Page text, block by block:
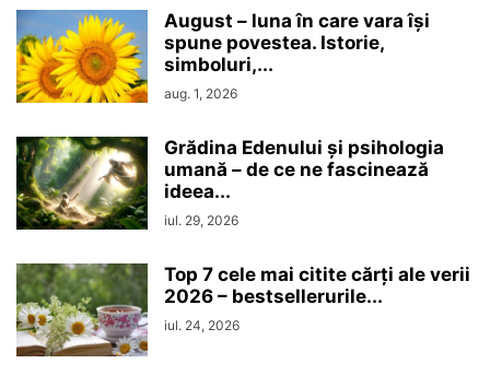
August – luna în care vara își
spune povestea. Istorie,
simboluri,...
aug. 1, 2026
Grădina Edenului și psihologia
umană – de ce ne fascinează
ideea...
iul. 29, 2026
Top 7 cele mai citite cărți ale verii
2026 – bestsellerurile...
iul. 24, 2026